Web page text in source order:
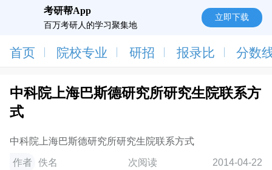
考研帮App
百万考研人的学习聚集地
立即下载
首页 院校专业 研招 报录比 分数
中科院上海巴斯德研究所研究生院联系方
式
中科院上海巴斯德研究所研究生院联系方式
作者 佚名 次阅读 2014-04-22